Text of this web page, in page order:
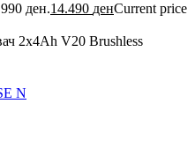
ден.14.490 денCurrent price
2x4Ah V20 Brushless